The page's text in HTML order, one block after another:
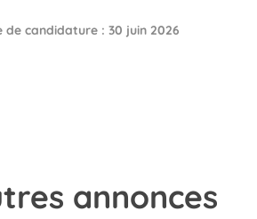
de candidature : 30 juin 2026
annonces